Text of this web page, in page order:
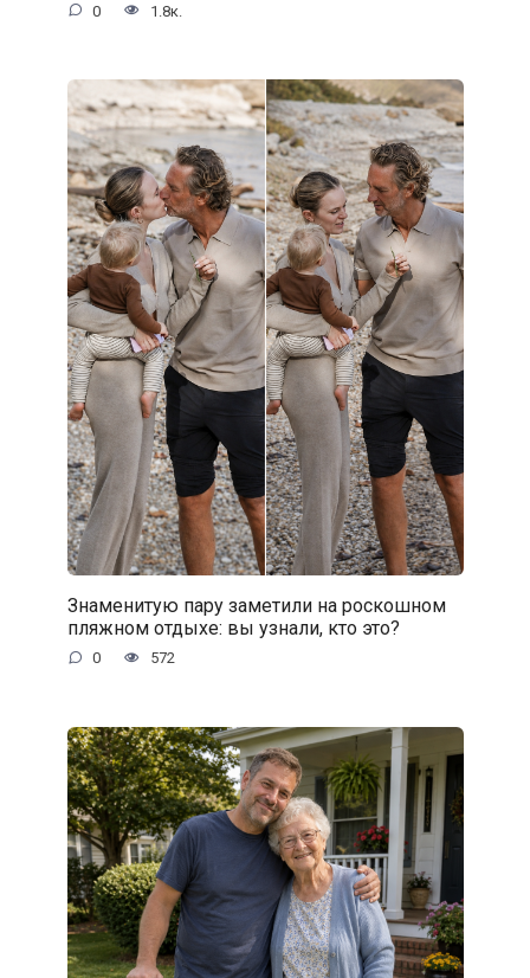
0 1.8к.
Знаменитую пару заметили на роскошном
пляжном отдыхе: вы узнали, кто это?
0 572